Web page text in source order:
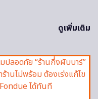
ดูเพิ่มเติม